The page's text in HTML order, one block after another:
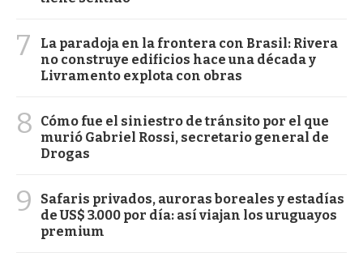
7
La paradoja en la frontera con Brasil: Rivera
no construye edificios hace una década y
Livramento explota con obras
8
Cómo fue el siniestro de tránsito por el que
murió Gabriel Rossi, secretario general de
Drogas
9
Safaris privados, auroras boreales y estadías
de US$ 3.000 por día: así viajan los uruguayos
premium